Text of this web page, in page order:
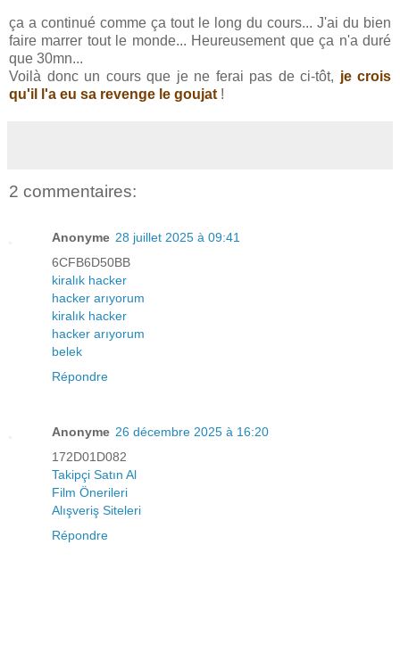
ça a continué comme ça tout le long du cours... J'ai du bien
faire marrer tout le monde... Heureusement que ça n'a duré
que 30mn...
Voilà donc un cours que je ne ferai pas de ci-tôt, je crois
qu'il l'a eu sa revenge le goujat !
2 commentaires:
Anonyme 28 juillet 2025 à 09:41
6CFB6D50BB
kiralık hacker
hacker arıyorum
kiralık hacker
hacker arıyorum
belek
Répondre
Anonyme 26 décembre 2025 à 16:20
172D01D082
Takipçi Satın Al
Film Önerileri
Alışveriş Siteleri
Répondre